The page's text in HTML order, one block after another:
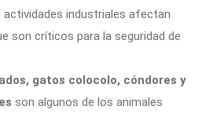
industriales afectan
son críticos para la seguridad de
gatos colocolo, cóndores y
son algunos de los animales